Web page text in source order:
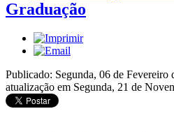
Graduação
Publicado: Segunda, 06 de Fevereiro
atualização em Segunda, 21 de